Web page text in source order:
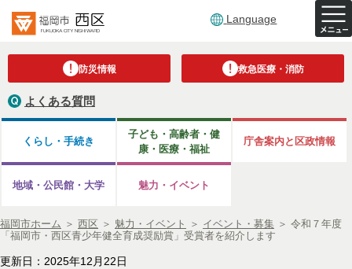
Language
防災情報 救急医療・消防
よくある質問
くらし・手続き
子ども・高齢者・健
康・医療・福祉
庁舎案内と区政情報
地域・公民館・大学 魅力・イベント
福岡市ホーム ＞ 西区 ＞ 魅力・イベント ＞ イベント・募集 ＞ 令和７年度
「福岡市・西区青少年健全育成奨励賞」受賞者を紹介します
更新日：2025年12月22日